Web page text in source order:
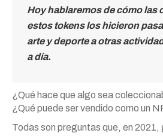
Hoy hablaremos de cómo las
estos tokens los hicieron
arte y deporte a otras
a día.
¿Qué hace que algo sea
¿Qué puede ser vendido como un
Todas son preguntas que, en 2021,